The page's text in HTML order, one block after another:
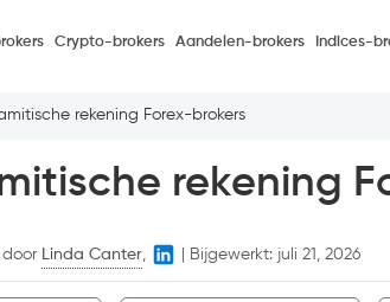
Crypto-brokers Aandelen-brokers Indices-
rekening Forex-brokers
rekening
Linda Canter Bijgewerkt: juli 21, 2026